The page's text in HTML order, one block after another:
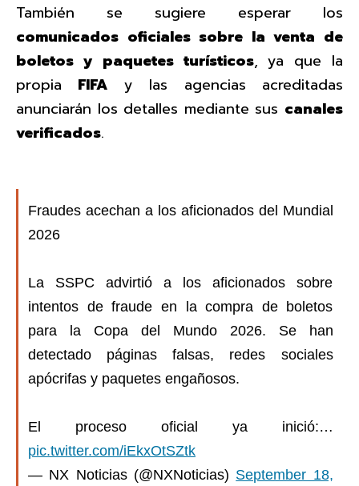
También se sugiere esperar los
comunicados oficiales sobre la venta de
boletos y paquetes turísticos, ya que la
propia FIFA y las agencias acreditadas
anunciarán los detalles mediante sus canales
verificados.
Fraudes acechan a los aficionados del Mundial
2026
La SSPC advirtió a los aficionados sobre
intentos de fraude en la compra de boletos
para la Copa del Mundo 2026. Se han
detectado páginas falsas, redes sociales
apócrifas y paquetes engañosos.
El proceso oficial ya inició:…
pic.twitter.com/iEkxOtSZtk
— NX Noticias (@NXNoticias) September 18,